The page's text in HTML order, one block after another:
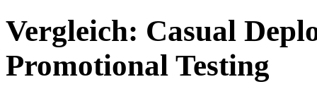
Vergleich: Casual
Promotional Testing